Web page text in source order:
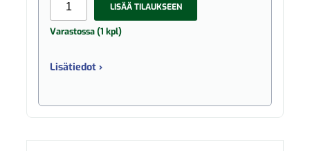
LISÄÄ TILAUKSEEN
Varastossa (1 kpl)
Lisätiedot ›